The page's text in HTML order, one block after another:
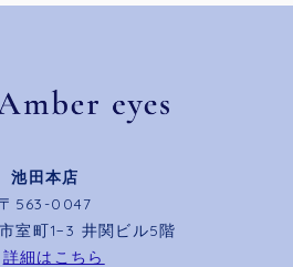
池田本店
〒563-0047
室町1−3 井関ビル5階
詳細はこちら